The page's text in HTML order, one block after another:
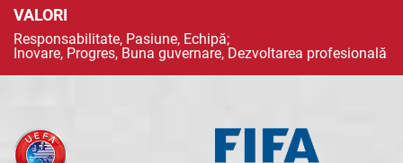
VALORI
Responsabilitate, Pasiune, Echipă;
Inovare, Progres, Buna guvernare, Dezvoltarea profesională